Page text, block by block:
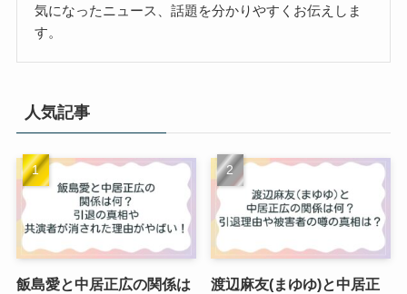
気になったニュース、話題を分かりやすくお伝えしま
す。
人気記事
飯島愛と中居正広の関係は
渡辺麻友(まゆゆ)と中居正